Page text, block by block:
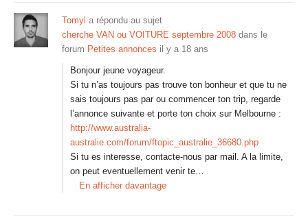
Tomyl a répondu au sujet
cherche VAN ou VOITURE septembre 2008 dans le
forum Petites annonces il y a 18 ans
Bonjour jeune voyageur.
Si tu n’as toujours pas trouve ton bonheur et que tu ne
sais toujours pas par ou commencer ton trip, regarde
l’annonce suivante et porte ton choix sur Melbourne :
http://www.australia-
australie.com/forum/ftopic_australie_36680.php
Si tu es interesse, contacte-nous par mail. A la limite,
on peut eventuellement venir te…
En afficher davantage